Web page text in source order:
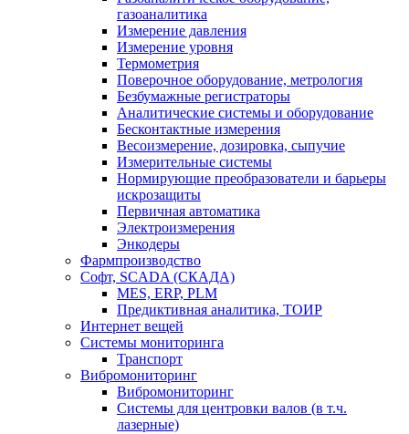
газоаналитика
Измерение давления
Измерение уровня
Термометрия
Поверочное оборудование, метрология
Безбумажные регистраторы
Аналитические системы и оборудование
Бесконтактные измерения
Весоизмерение, дозировка, сыпучие
Измерительные системы
Нормирующие преобразователи и барьеры
искрозащиты
Первичная автоматика
Электроизмерения
Энкодеры
Фармпроизводство
Софт, SCADA (СКАДА)
MES, ERP, PLM
Предиктивная аналитика, ТОИР
Интернет вещей
Системы мониторинга
Транспорт
Вибромониторинг
Вибромониторинг
Системы для центровки валов (в т.ч.
лазерные)